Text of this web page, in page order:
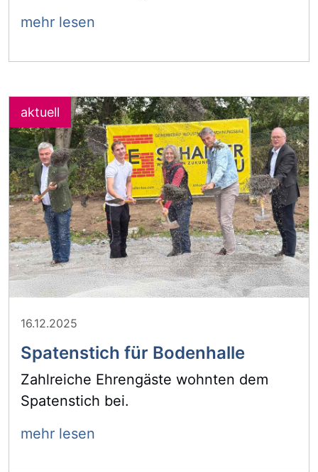
mehr lesen
16.12.2025
Spatenstich für Bodenhalle
Zahlreiche Ehrengäste wohnten dem
Spatenstich bei.
mehr lesen